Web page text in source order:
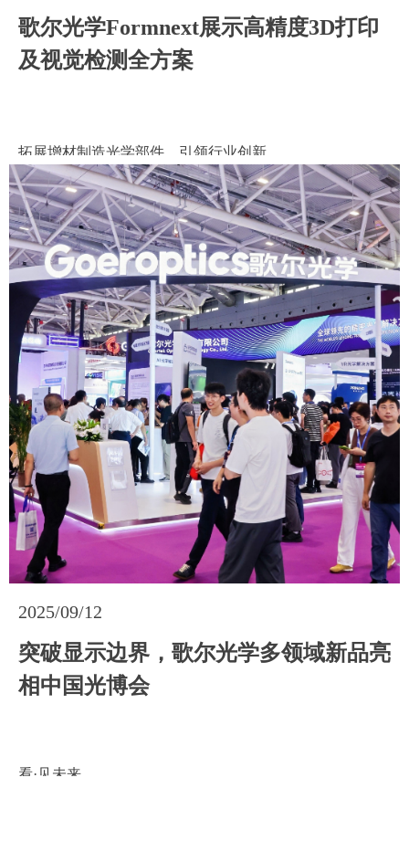
2025/09/12
突破显示边界，歌尔光学多领域新品亮
相中国光博会
看·见未来
2025/09/12
突破显示边界，歌尔光学多领域新品亮
相中国光博会
看·见未来
歌尔光学Formnext展示高精度3D打印
及视觉检测全方案
拓展增材制造光学部件，引领行业创新
歌尔光学Formnext展示高精度3D打印
及视觉检测全方案
拓展增材制造光学部件，引领行业创新